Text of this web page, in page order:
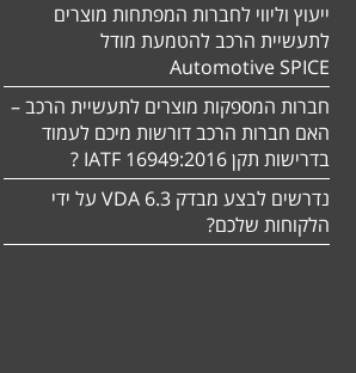
ייעוץ וליווי לחברות המפתחות מוצרים
לתעשיית הרכב להטמעת מודל
Automotive SPICE
חברות המספקות מוצרים לתעשיית הרכב –
האם חברות הרכב דורשות מיכם לעמוד
בדרישות תקן 16949:2016 IATF ?
נדרשים לבצע מבדק VDA 6.3 על ידי
הלקוחות שלכם?